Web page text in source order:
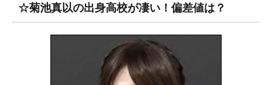
☆菊池真以の出身高校が凄い！偏差値は？